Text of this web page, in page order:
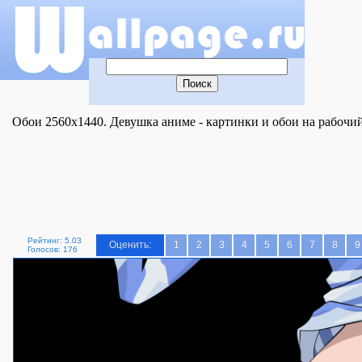
Обои 2560x1440. Девушка аниме - картинки и обои на
Рейтинг: 5.03
Голосов: 176
Оценить: 1 2 3 4 5 6 7 8 9